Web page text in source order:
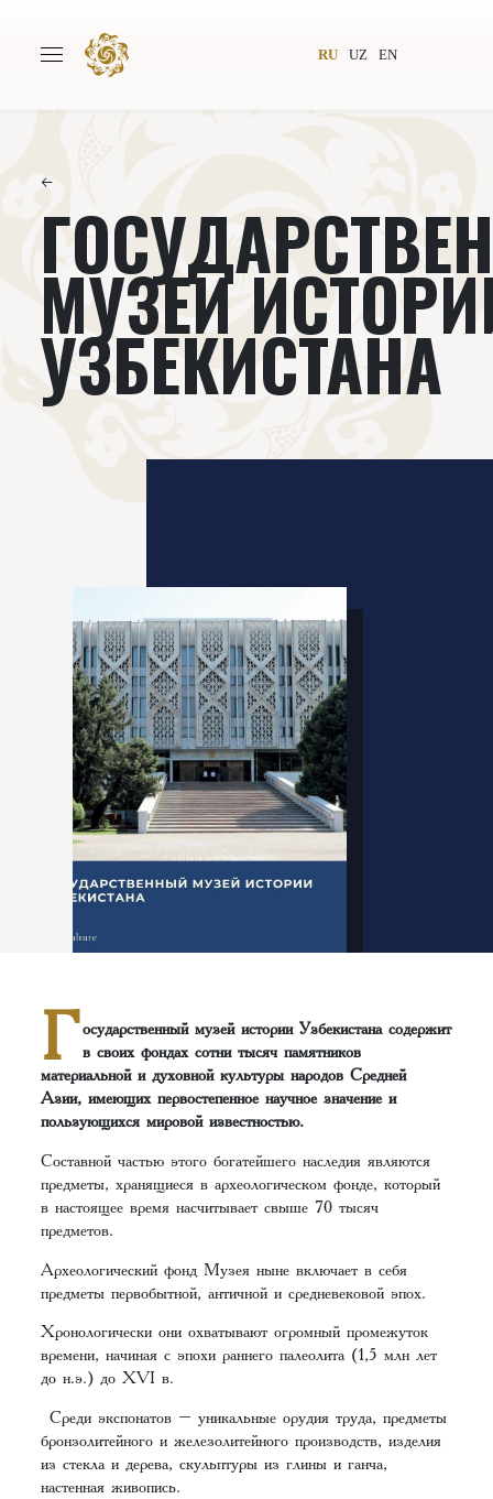
RU UZ EN
Всемирное общество
Издательство Новости
Проекты Подкасты
Книги Видеолекторий
←
МУЗЕЙ
УЗБЕКИСТАНА
Г осударственный музей истории Узбекистана содержит
в своих фондах сотни тысяч памятников
материальной и духовной культуры народов Средней
Азии, имеющих первостепенное научное значение и
пользующихся мировой известностью.
Составной частью этого богатейшего наследия являются
предметы, хранящиеся в археологическом фонде, который
в настоящее время насчитывает свыше 70 тысяч
предметов.
Археологический фонд Музея ныне включает в себя
предметы первобытной, античной и средневековой эпох.
Хронологически они охватывают огромный промежуток
времени, начиная с эпохи раннего палеолита (1,5 млн лет
до н.э.) до ХVI в.
Среди экспонатов – уникальные орудия труда, предметы
бронзолитейного и железолитейного производств, изделия
из стекла и дерева, скульптуры из глины и ганча,
настенная живопись.